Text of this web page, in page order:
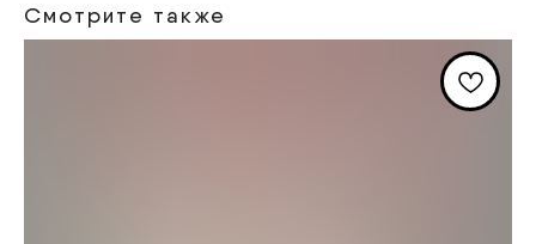
Смотрите также